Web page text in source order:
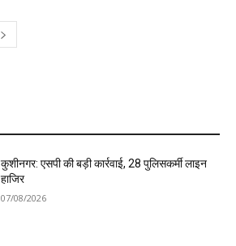
कुशीनगर: एसपी की बड़ी कार्रवाई, 28 पुलिसकर्मी लाइन
हाजिर
07/08/2026